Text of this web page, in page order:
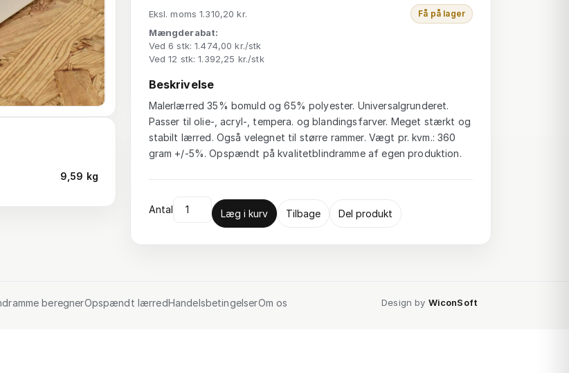
9,59 kg
Eksl. moms 1.310,20 kr. Få på lager
Mængderabat:
Ved 6 stk: 1.474,00 kr./stk
Ved 12 stk: 1.392,25 kr./stk
Beskrivelse
Malerlærred 35% bomuld og 65% polyester. Universalgrunderet.
Passer til olie-, acryl-, tempera. og blandingsfarver. Meget stærkt og
stabilt lærred. Også velegnet til større rammer. Vægt pr. kvm.: 360
gram +/-5%. Opspændt på kvalitetblindramme af egen produktion.
Antal Læg i kurv Tilbage Del produkt
beregnerOpspændt lærredHandelsbetingelserOm os Design by WiconSoft